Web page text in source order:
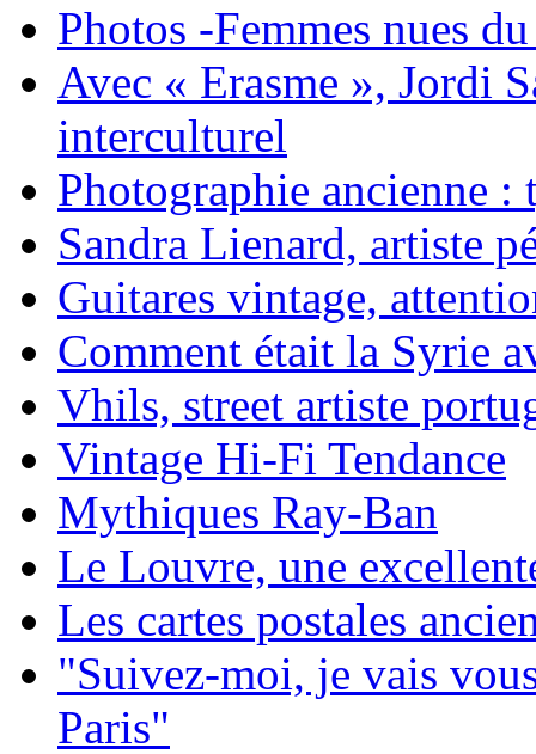
Photos -Femmes nues
Avec « Erasme », Jordi
interculturel
Photographie ancienne :
Sandra Lienard, artiste
Guitares vintage,
Comment était la Syrie
Vhils, street artiste
Vintage Hi-Fi Tendance
Mythiques Ray-Ban
Le Louvre, une
Les cartes postales
"Suivez-moi, je vais
Paris"